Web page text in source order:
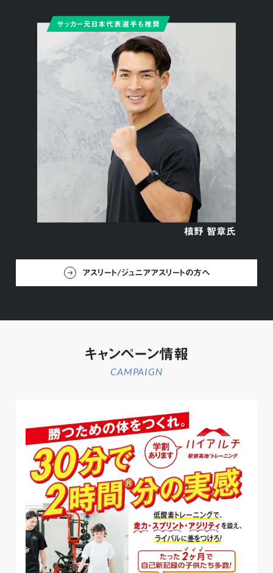
サッカー元日本代表選手も推奨
槙野 智章氏
アスリート/ジュニアアスリートの方へ
キャンペーン情報
CAMPAIGN